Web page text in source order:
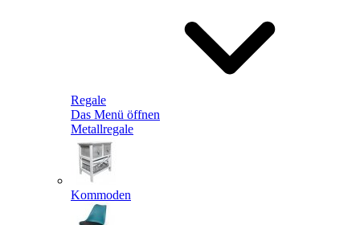
Regale
Das Menü öffnen
Metallregale
Kommoden